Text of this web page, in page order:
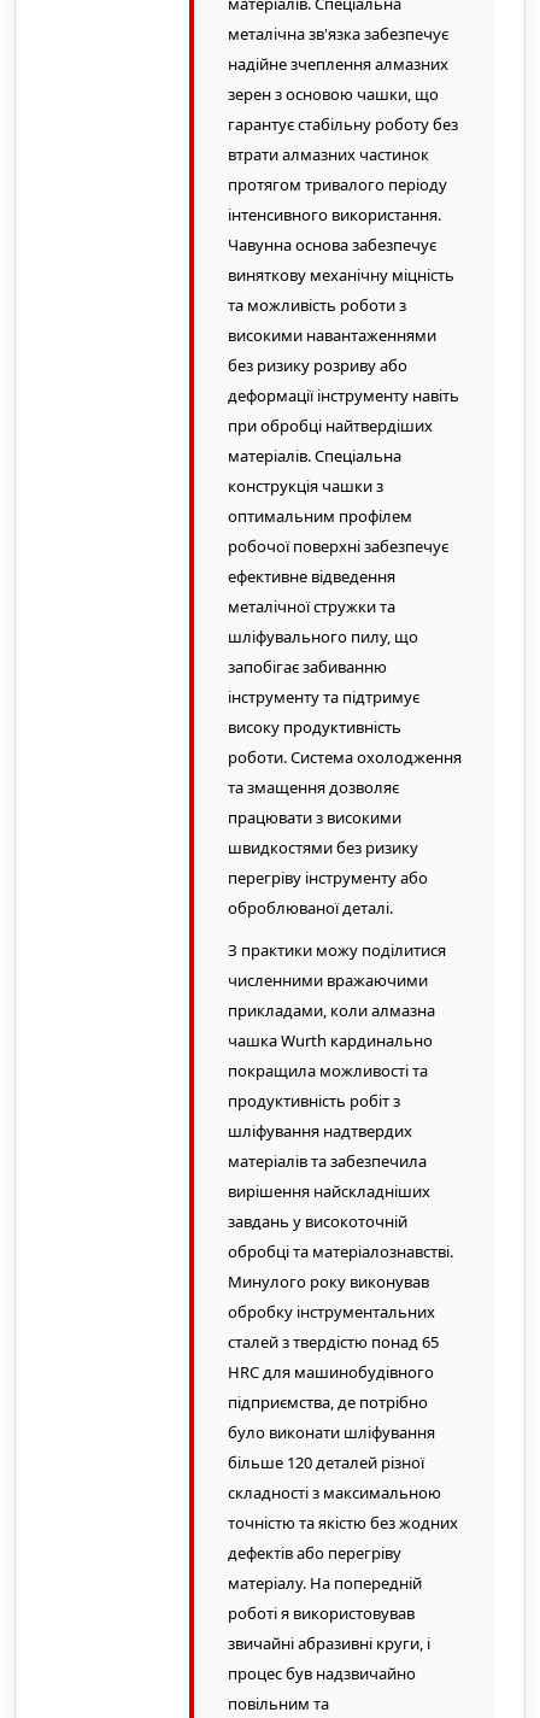
металічна зв'язка забезпечує
надійне зчеплення алмазних
зерен з основою чашки, що
гарантує стабільну роботу без
втрати алмазних частинок
протягом тривалого періоду
інтенсивного використання.
Чавунна основа забезпечує
виняткову механічну міцність
та можливість роботи з
високими навантаженнями
без ризику розриву або
деформації інструменту навіть
при обробці найтвердіших
матеріалів. Спеціальна
конструкція чашки з
оптимальним профілем
робочої поверхні забезпечує
ефективне відведення
металічної стружки та
шліфувального пилу, що
запобігає забиванню
інструменту та підтримує
високу продуктивність
роботи. Система охолодження
та змащення дозволяє
працювати з високими
швидкостями без ризику
перегріву інструменту або
оброблюваної деталі.
З практики можу поділитися
численними вражаючими
прикладами, коли алмазна
чашка Wurth кардинально
покращила можливості та
продуктивність робіт з
шліфування надтвердих
матеріалів та забезпечила
вирішення найскладніших
завдань у високоточній
обробці та матеріалознавстві.
Минулого року виконував
обробку інструментальних
сталей з твердістю понад 65
HRC для машинобудівного
підприємства, де потрібно
було виконати шліфування
більше 120 деталей різної
складності з максимальною
точністю та якістю без жодних
дефектів або перегріву
матеріалу. На попередній
роботі я використовував
звичайні абразивні круги, і
процес був надзвичайно
повільним та